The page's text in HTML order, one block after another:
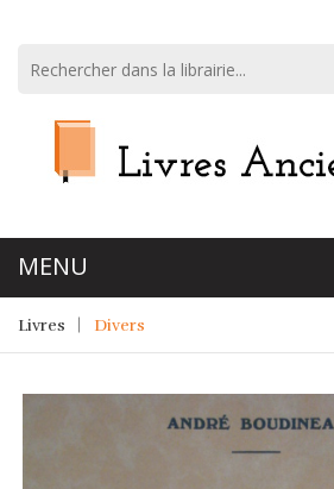
Livres Divers